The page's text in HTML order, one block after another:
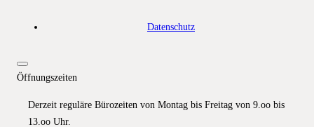
Datenschutz
Öffnungszeiten
Derzeit reguläre Bürozeiten von Montag bis Freitag von 9.oo bis
13.oo Uhr.